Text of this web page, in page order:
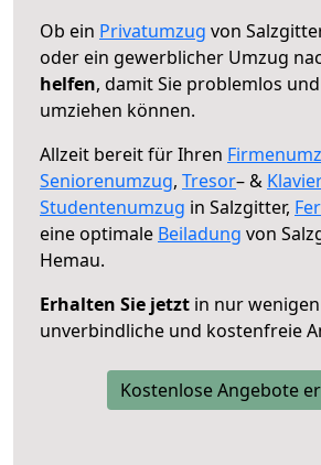
Ob ein Privatumzug von
oder ein gewerblicher Umzug
helfen, damit Sie problemlos
umziehen können.
Allzeit bereit für Ihren
Seniorenumzug, Tresor– &
Studentenumzug in Salzgitter,
eine optimale Beiladung von
Hemau.
Erhalten Sie jetzt in nur
unverbindliche und kostenfreie
Kostenlose Angebote